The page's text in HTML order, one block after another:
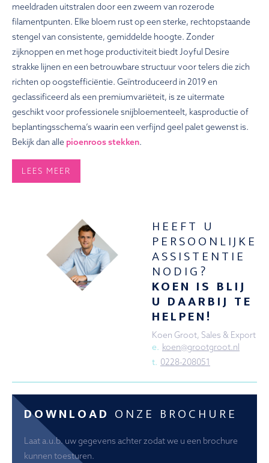
meeldraden uitstralen door een zweem van rozerode
filamentpunten. Elke bloem rust op een sterke, rechtopstaande
stengel van consistente, gemiddelde hoogte. Zonder
zijknoppen en met hoge productiviteit biedt Joyful Desire
strakke lijnen en een betrouwbare structuur voor telers die zich
richten op oogstefficiëntie. Geïntroduceerd in 2019 en
geclassificeerd als een premiumvariëteit, is ze uitermate
geschikt voor professionele snijbloementeelt, kasproductie of
beplantingsschema’s waarin een verfijnd geel palet gewenst is.
Bekijk dan alle pioenroos stekken.
LEES MEER
HEEFT U
PERSOONLIJKE
ASSISTENTIE
NODIG?
KOEN IS BLIJ
U DAARBIJ TE
HELPEN!
Koen Groot, Sales & Export
e. koen@grootgroot.nl
t. 0228-208051
DOWNLOAD ONZE BROCHURE
Laat a.u.b. uw gegevens achter zodat we u een brochure
kunnen toesturen.